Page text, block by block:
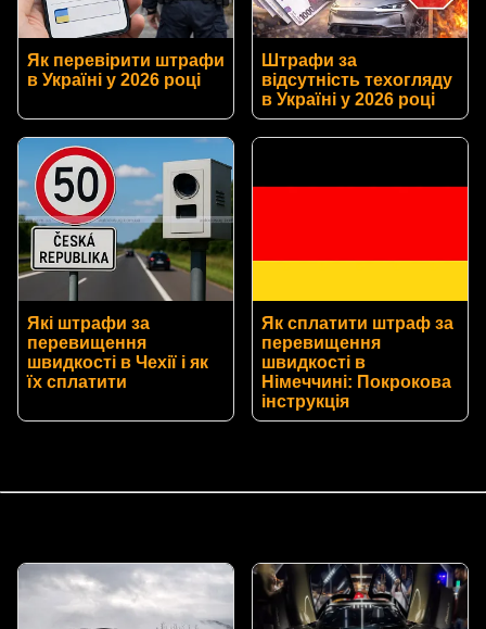
Як перевірити штрафи
в Україні у 2026 році
Штрафи за
відсутність техогляду
в Україні у 2026 році
Які штрафи за
перевищення
швидкості в Чехії і як
їх сплатити
Як сплатити штраф за
перевищення
швидкості в
Німеччині: Покрокова
інструкція